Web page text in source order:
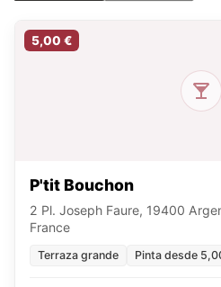
5,00 €
P'tit Bouchon
2 Pl. Joseph Faure, 19400
France
Terraza grande Pinta desde